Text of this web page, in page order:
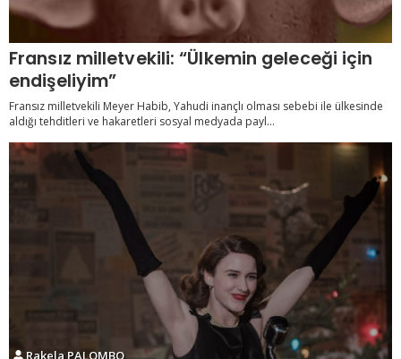
Fransız milletvekili: “Ülkemin geleceği için
endişeliyim”
Fransız milletvekili Meyer Habib, Yahudi inançlı olması sebebi ile ülkesinde
aldığı tehditleri ve hakaretleri sosyal medyada payl...